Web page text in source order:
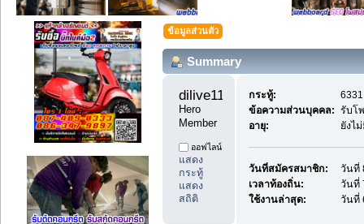
ข้อมูลส่วนตัว
Summary
Hero
Member
ออฟไลน์
แสดง
กระทู้
แสดง
สถิติ
กระทู้:
ข้อความส่วนบุคคล:
รับโ
อายุ:
ยังไ
วันที่สมัครสมาชิก:
วันที่
เวลาท้องถิ่น:
วันที่
ใช้งานล่าสุด:
วันที่